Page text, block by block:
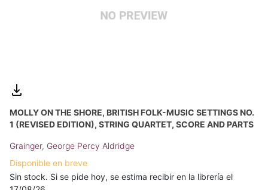
MOLLY ON THE SHORE, BRITISH FOLK-MUSIC SETTINGS NO.
1 (REVISED EDITION), STRING QUARTET, SCORE AND PARTS
Grainger, George Percy Aldridge
Disponible en breve
Sin stock. Si se pide hoy, se estima recibir en la librería el